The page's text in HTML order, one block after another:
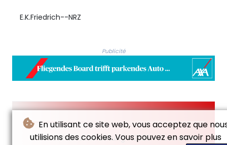
En utilisant ce site web, vous acceptez que
utilisions des cookies. Vous pouvez en savoir plus
E.K.Friedrich--NRZ
Publicité
© Neue Rheinische Zeitung - 2026 - Tous droits